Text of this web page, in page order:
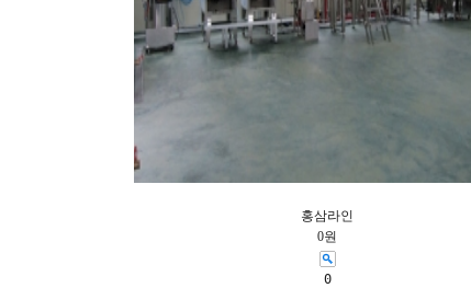
홍삼라인
0원
0